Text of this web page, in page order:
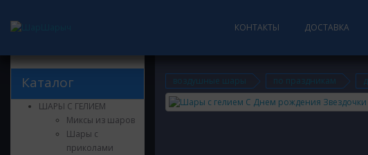
КОНТАКТЫ ДОСТАВКА
Каталог
ШАРЫ С ГЕЛИЕМ
Миксы из шаров
Шары с
приколами
воздушные шары по праздникам